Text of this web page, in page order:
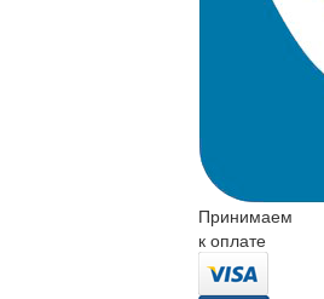
Принимаем
к оплате